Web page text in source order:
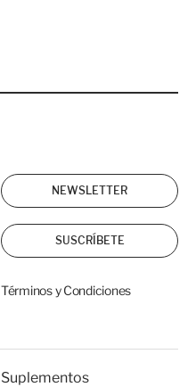
NEWSLETTER
SUSCRÍBETE
Términos y Condiciones
Suplementos